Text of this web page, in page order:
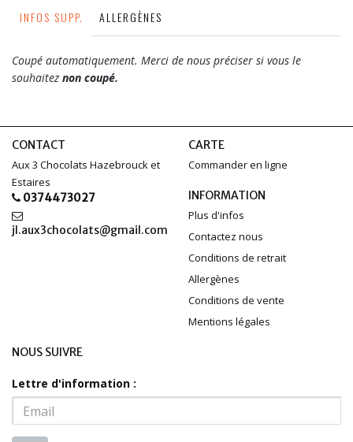
INFOS SUPP. ALLERGÈNES
Coupé automatiquement. Merci de nous préciser si vous le
souhaitez non coupé.
CONTACT
Aux 3 Chocolats Hazebrouck et
Estaires
0374473027
jl.aux3chocolats@gmail.com
CARTE
Commander en ligne
INFORMATION
Plus d'infos
Contactez nous
Conditions de retrait
Allergènes
Conditions de vente
Mentions légales
NOUS SUIVRE
Lettre d'information :